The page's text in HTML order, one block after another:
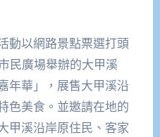
動以網路景點票選打頭
民廣場舉辦的大甲溪
年華」，展售大甲溪沿
色美食。並邀請在地的
甲溪沿岸原住民、客家